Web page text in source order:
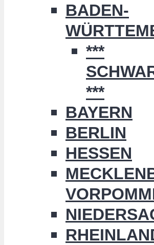
BADEN-
***
***
BAYERN
BERLIN
HESSEN